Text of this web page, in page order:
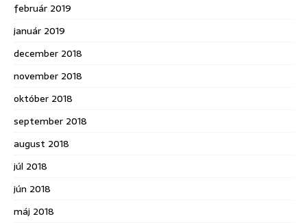
február 2019
január 2019
december 2018
november 2018
október 2018
september 2018
august 2018
júl 2018
jún 2018
máj 2018